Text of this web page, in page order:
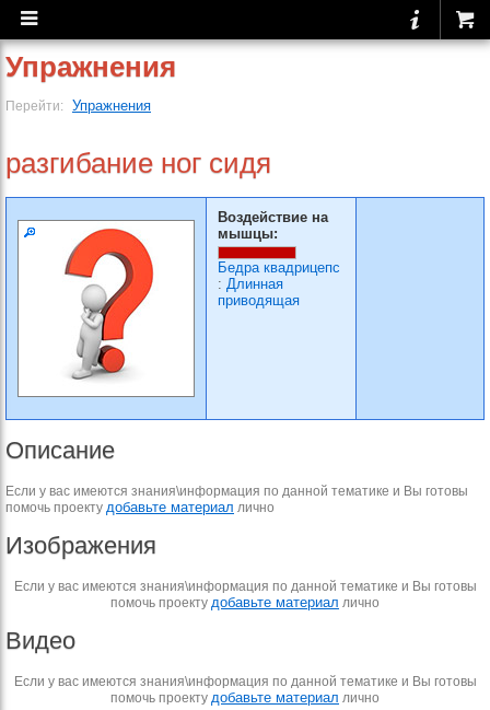
Упражнения
Перейти: Упражнения
разгибание ног сидя
Воздействие на
мышцы:
Бедра квадрицепс
: Длинная
приводящая
Описание
Если у вас имеются знания\информация по данной тематике и Вы готовы
помочь проекту добавьте материал лично
Изображения
Если у вас имеются знания\информация по данной тематике и Вы готовы
помочь проекту добавьте материал лично
Видео
Если у вас имеются знания\информация по данной тематике и Вы готовы
помочь проекту добавьте материал лично